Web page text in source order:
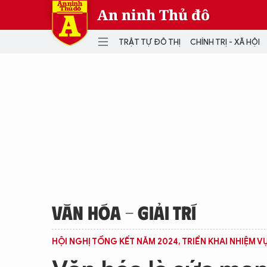
An ninh Thủ đô
TRẬT TỰ ĐÔ THỊ CHÍNH TRỊ - XÃ HỘI
VĂN HÓA - GIẢI TRÍ
HỘI NGHỊ TỔNG KẾT NĂM 2024, TRIỂN KHAI NHIỆM